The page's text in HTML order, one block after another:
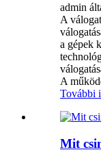
admin
A
a gépek
A
További
Mit